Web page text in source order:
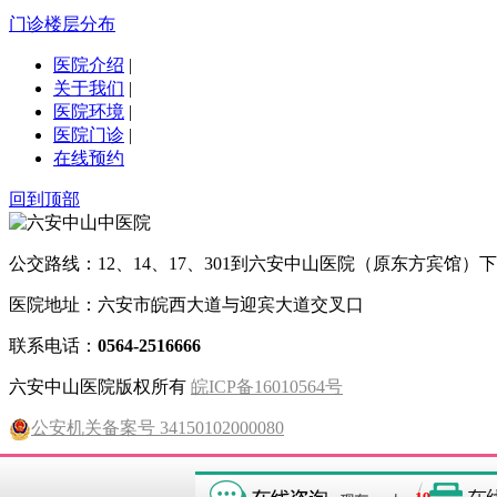
门诊楼层分布
医院介绍 |
关于我们 |
医院环境 |
医院门诊 |
在线预约
回到顶部
公交路线：12、14、17、301到六安中山医院（原东方宾馆）下
医院地址：六安市皖西大道与迎宾大道交叉口
联系电话： 0564-2516666
六安中山医院版权所有 皖ICP备16010564号
公安机关备案号 34150102000080
(皖)六卫医广[2024]第01 -16-1518号